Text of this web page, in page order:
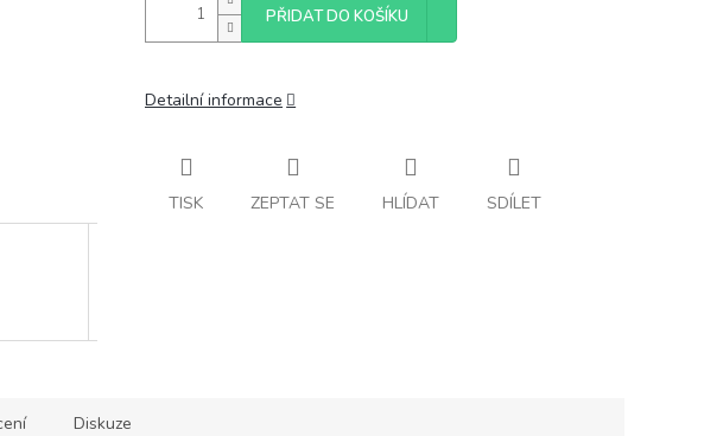
PŘIDAT DO KOŠÍKU
Detailní informace
TISK ZEPTAT SE HLÍDAT SDÍLET
Diskuze